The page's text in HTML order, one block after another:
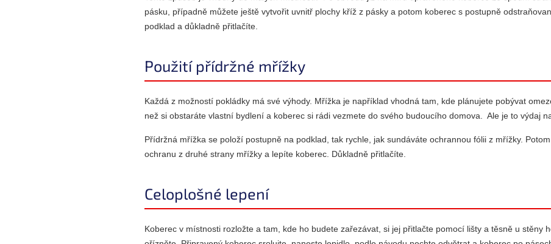
pásku, případně můžete ještě vytvořit uvnitř plochy kříž z pásky a potom koberec s postupně
podklad a důkladně přitlačíte.
Použití přídržné mřížky
Každá z možností pokládky má své výhody. Mřížka je například vhodná tam, kde plánujete pobývat
než si obstaráte vlastní bydlení a koberec si rádi vezmete do svého budoucího domova. Ale je to výdaj
Přídržná mřížka se položí postupně na podklad, tak rychle, jak sundáváte ochrannou fólii z mřížky.
ochranu z druhé strany mřížky a lepíte koberec. Důkladně přitlačíte.
Celoplošné lepení
Koberec v místnosti rozložte a tam, kde ho budete zařezávat, si jej přitlačte pomocí lišty a těsně u stěny